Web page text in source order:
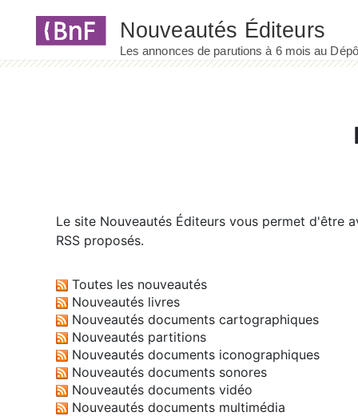
Le site Nouveautés Éditeurs vous permet d'être
RSS proposés.
Toutes les nouveautés
Nouveautés livres
Nouveautés documents cartographiques
Nouveautés partitions
Nouveautés documents iconographiques
Nouveautés documents sonores
Nouveautés documents vidéo
Nouveautés documents multimédia